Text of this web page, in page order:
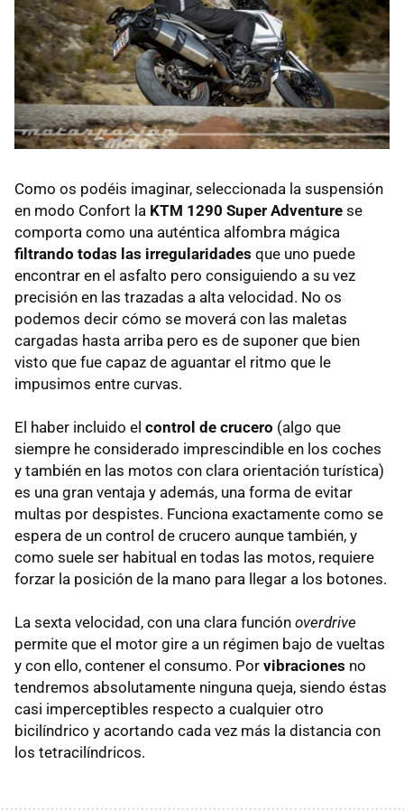
Como os podéis imaginar, seleccionada la suspensión
en modo Confort la KTM 1290 Super Adventure se
comporta como una auténtica alfombra mágica
filtrando todas las irregularidades que uno puede
encontrar en el asfalto pero consiguiendo a su vez
precisión en las trazadas a alta velocidad. No os
podemos decir cómo se moverá con las maletas
cargadas hasta arriba pero es de suponer que bien
visto que fue capaz de aguantar el ritmo que le
impusimos entre curvas.
El haber incluido el control de crucero (algo que
siempre he considerado imprescindible en los coches
y también en las motos con clara orientación turística)
es una gran ventaja y además, una forma de evitar
multas por despistes. Funciona exactamente como se
espera de un control de crucero aunque también, y
como suele ser habitual en todas las motos, requiere
forzar la posición de la mano para llegar a los botones.
La sexta velocidad, con una clara función overdrive
permite que el motor gire a un régimen bajo de vueltas
y con ello, contener el consumo. Por vibraciones no
tendremos absolutamente ninguna queja, siendo éstas
casi imperceptibles respecto a cualquier otro
bicilíndrico y acortando cada vez más la distancia con
los tetracilíndricos.